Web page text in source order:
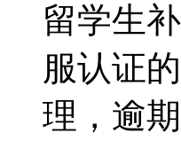
留学生
服认证
理，逾